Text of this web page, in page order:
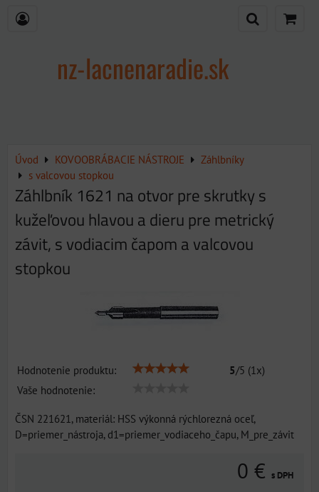
nz-lacnenaradie.sk
Úvod KOVOOBRÁBACIE NÁSTROJE
Záhlbníky
s valcovou stopkou
Záhlbník 1621 na otvor pre skrutky s
kužeľovou hlavou a dieru pre metrický
závit, s vodiacim čapom a valcovou
stopkou
Hodnotenie produktu: 5/5 (1x)
Vaše hodnotenie:
ČSN 221621, materiál: HSS výkonná rýchlorezná oceľ,
D=priemer_nástroja, d1=priemer_vodiaceho_čapu, M_pre_závit
0 € s DPH